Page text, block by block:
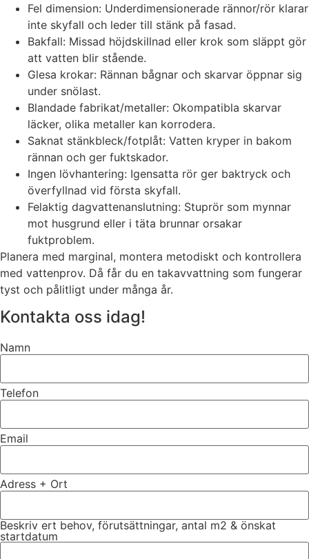
Fel dimension: Underdimensionerade rännor/rör klarar
inte skyfall och leder till stänk på fasad.
Bakfall: Missad höjdskillnad eller krok som släppt gör
att vatten blir stående.
Glesa krokar: Rännan bågnar och skarvar öppnar sig
under snölast.
Blandade fabrikat/metaller: Okompatibla skarvar
läcker, olika metaller kan korrodera.
Saknat stänkbleck/fotplåt: Vatten kryper in bakom
rännan och ger fuktskador.
Ingen lövhantering: Igensatta rör ger baktryck och
överfyllnad vid första skyfall.
Felaktig dagvattenanslutning: Stuprör som mynnar
mot husgrund eller i täta brunnar orsakar
fuktproblem.
Planera med marginal, montera metodiskt och kontrollera
med vattenprov. Då får du en takavvattning som fungerar
tyst och pålitligt under många år.
Kontakta oss idag!
Namn
Telefon
Email
Adress + Ort
Beskriv ert behov, förutsättningar, antal m2 & önskat
startdatum